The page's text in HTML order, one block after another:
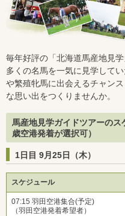
毎年好評の「北海道馬産地見
多くの名馬を一気に見学して
や繁殖牝馬に出会えるチャン
な思い出をつくりませんか。
馬産地見学ガイドツアーの
歳空港発着が選択可）
1日目 9月25日（木）
スケジュール
07:15 羽田空港集合(予定)
（羽田空港発着希望者）